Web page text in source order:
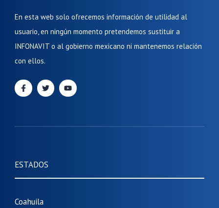
En esta web solo ofrecemos información de utilidad al
usuario, en ningún momento pretendemos sustituir a
INFONAVIT o al gobierno mexicano ni mantenemos relación
con ellos.
ESTADOS
Coahuila